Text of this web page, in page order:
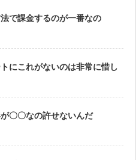
法で課金するのが一番なの
トにこれがないのは非常に惜し
が〇〇なの許せないんだ